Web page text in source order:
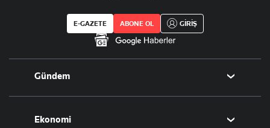
E-GAZETE ABONE OL GİRİŞ
Gündem
Politika
Eğitim
Ekonomi